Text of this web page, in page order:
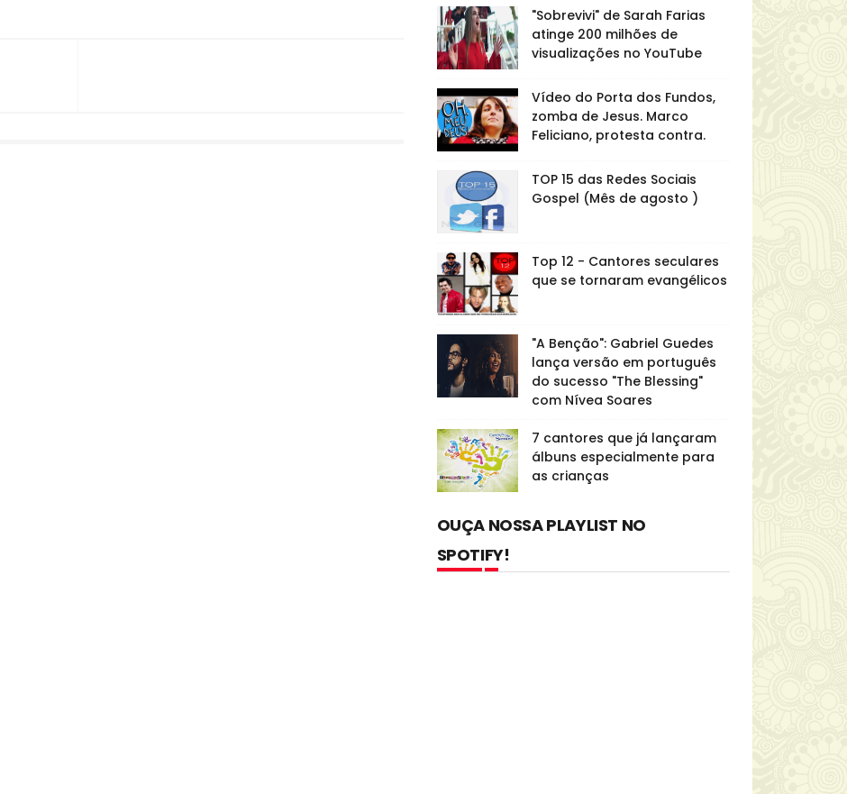
"Sobrevivi" de Sarah Farias
atinge 200 milhões de
visualizações no YouTube
Vídeo do Porta dos Fundos,
zomba de Jesus. Marco
Feliciano, protesta contra.
TOP 15 das Redes Sociais
Gospel (Mês de agosto )
Top 12 - Cantores seculares
que se tornaram evangélicos
"A Benção": Gabriel Guedes
lança versão em português
do sucesso "The Blessing"
com Nívea Soares
7 cantores que já lançaram
álbuns especialmente para
as crianças
OUÇA NOSSA PLAYLIST NO
SPOTIFY!